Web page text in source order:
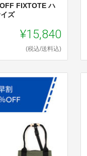
FIXTOTE ハ
ズ
¥15,840
(税込/送料込)